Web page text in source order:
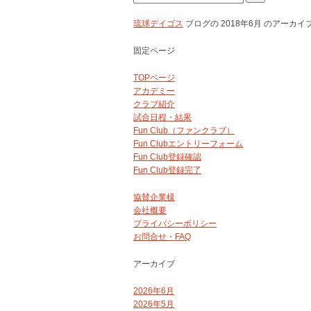
索:
琉球デイゴス ブログの 2018年6月 のアーカイ
固定ページ
TOPページ
アカデミー
クラブ紹介
試合日程・結果
Fun Club（ファンクラブ）
Fun Clubエントリーフォーム
Fun Club登録確認
Fun Club登録完了
協賛企業様
会社概要
プライバシーポリシー
お問合せ・FAQ
アーカイブ
2026年6月
2026年5月